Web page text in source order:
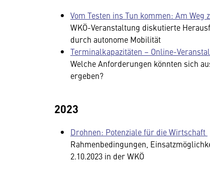
Vom Testen ins Tun kommen: Am Weg
WKÖ-Veranstaltung diskutierte
durch autonome Mobilität
Terminalkapazitäten – Online-
Welche Anforderungen könnten sich
ergeben?
2023
Drohnen: Potenziale für die Wirtschaft
Rahmenbedingungen,
2.10.2023 in der WKÖ